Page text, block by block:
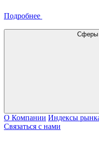
Подробнее
Сферы
О Компании Индексы
Связаться с нами